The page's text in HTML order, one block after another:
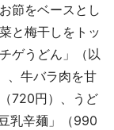
節をベースとし
と梅干しをトッ
ゲうどん」（以
、牛バラ肉を甘
720円）、うど
乳辛麺」（990